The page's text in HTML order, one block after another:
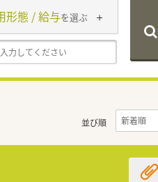
形態 / 給与を選ぶ
並び順